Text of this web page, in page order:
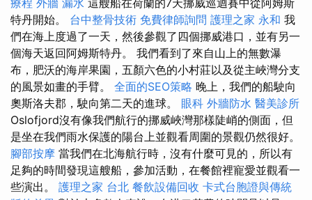
療程 外牆 漏水 這艘船在荷蘭的7天挪威巡迴賽中從阿姆斯
特丹開始。 台中整骨技術 免費律師詢問 護理之家 永和 我
們在海上度過了一天，然後參觀了四個挪威港口，並有另一
個海天返回阿姆斯特丹。 我們看到了來自山上的無數瀑
布，肥沃的海岸果園，五顏六色的小村莊以及從主峽灣分支
的風景如畫的手臂。 全面的SEO策略 晚上，我們的船駛向
奧斯洛夫郡，駛向第二天的進球。 眼科 外牆防水 醫美診所
Oslofjord沒有像我們航行的挪威峽灣那樣陡峭的側面，但
是坐在我們雨水保護的陽台上並觀看周圍的景觀仍然很好。
腳部按摩 當我們在北海航行時，沒有什麼可見的，所以有
足夠的時間發現這艘船，參加活動，在餐館裡寵愛並觀看一
些演出。 護理之家 台北 餐飲設備回收 卡式台胞證與傳統